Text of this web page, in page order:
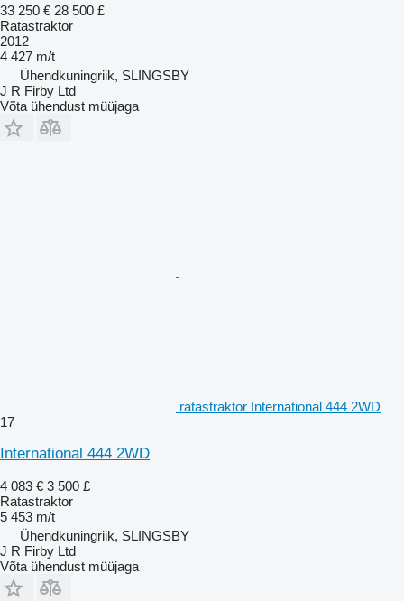
33 250 € 28 500 £
Ratastraktor
2012
4 427 m/t
Ühendkuningriik, SLINGSBY
J R Firby Ltd
Võta ühendust müüjaga
ratastraktor International 444 2WD
17
International 444 2WD
4 083 € 3 500 £
Ratastraktor
5 453 m/t
Ühendkuningriik, SLINGSBY
J R Firby Ltd
Võta ühendust müüjaga